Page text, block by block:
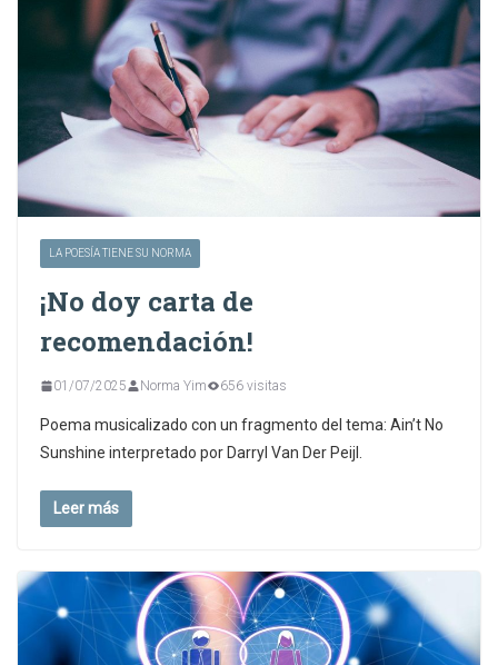
LA POESÍA TIENE SU NORMA
¡No doy carta de
recomendación!
01/07/2025 Norma Yim 656 visitas
Poema musicalizado con un fragmento del tema: Ain’t No
Sunshine interpretado por Darryl Van Der Peijl.
Leer más